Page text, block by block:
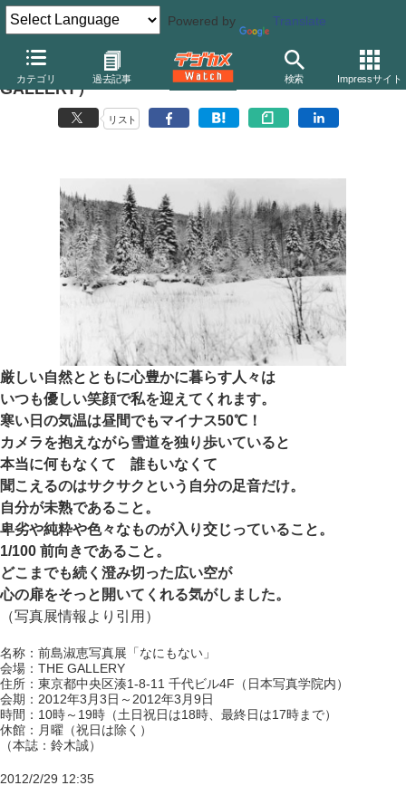
Powered by Translate
カテゴリ 過去記事 検索 Impressサイト
前島淑恵写真展「なにもない」（日本写真学院THE
GALLERY）
リスト
厳しい自然とともに心豊かに暮らす人々は
いつも優しい笑顔で私を迎えてくれます。
寒い日の気温は昼間でもマイナス50℃！
カメラを抱えながら雪道を独り歩いていると
本当に何もなくて 誰もいなくて
聞こえるのはサクサクという自分の足音だけ。
自分が未熟であること。
卑劣や純粋や色々なものが入り交じっていること。
1/100 前向きであること。
どこまでも続く澄み切った広い空が
心の扉をそっと開いてくれる気がしました。
（写真展情報より引用）
名称：前島淑恵写真展「なにもない」
会場：THE GALLERY
住所：東京都中央区湊1-8-11 千代ビル4F（日本写真学院内）
会期：2012年3月3日～2012年3月9日
時間：10時～19時（土日祝日は18時、最終日は17時まで）
休館：月曜（祝日は除く）
（本誌：鈴木誠）
2012/2/29 12:35